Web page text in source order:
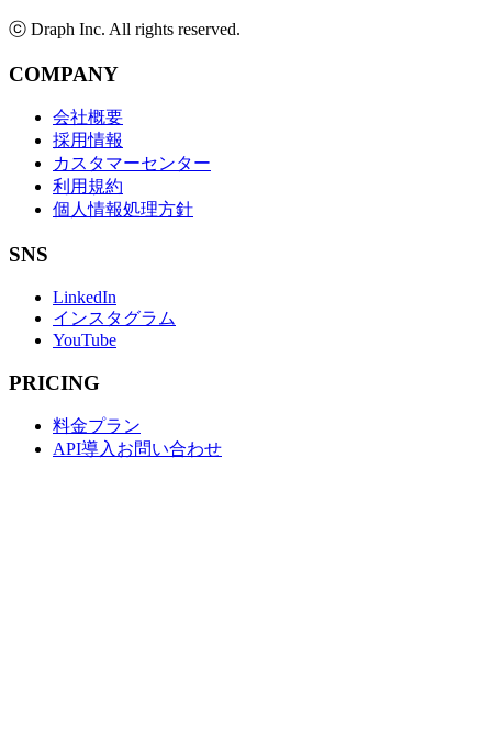
ⓒ Draph Inc. All rights reserved.
COMPANY
会社概要
採用情報
カスタマーセンター
利用規約
個人情報処理方針
SNS
LinkedIn
インスタグラム
YouTube
PRICING
料金プラン
API導入お問い合わせ